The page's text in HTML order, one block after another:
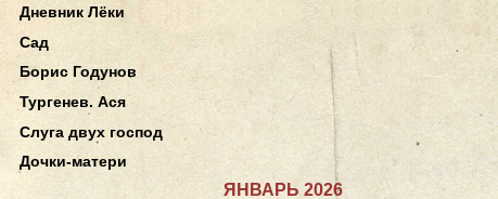
Дневник Лёки
Сад
Борис Годунов
Тургенев. Ася
Слуга двух господ
Дочки-матери
ЯНВАРЬ 2026